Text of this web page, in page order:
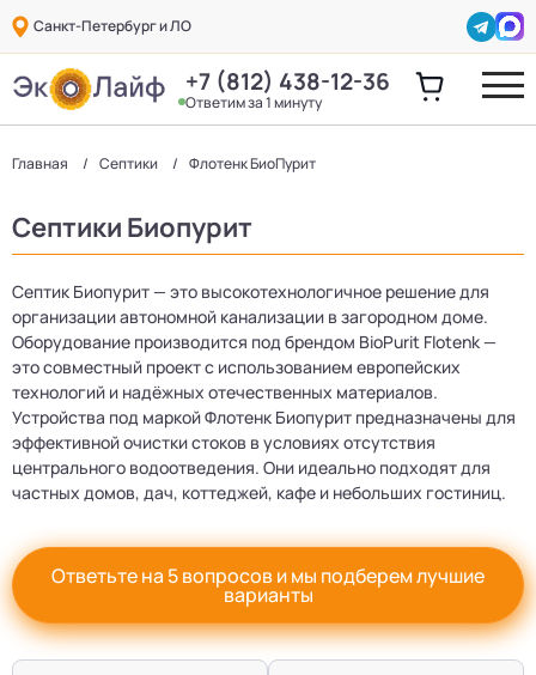
Санкт-Петербург и ЛО
+7 (812) 438-12-36
Ответим за 1 минуту
Главная Септики Флотенк БиоПурит
Септики Биопурит
Септик Биопурит — это высокотехнологичное решение для
организации автономной канализации в загородном доме.
Оборудование производится под брендом BioPurit Flotenk —
это совместный проект с использованием европейских
технологий и надёжных отечественных материалов.
Устройства под маркой Флотенк Биопурит предназначены для
эффективной очистки стоков в условиях отсутствия
центрального водоотведения. Они идеально подходят для
частных домов, дач, коттеджей, кафе и небольших гостиниц.
Ответьте на 5 вопросов и мы подберем лучшие
варианты